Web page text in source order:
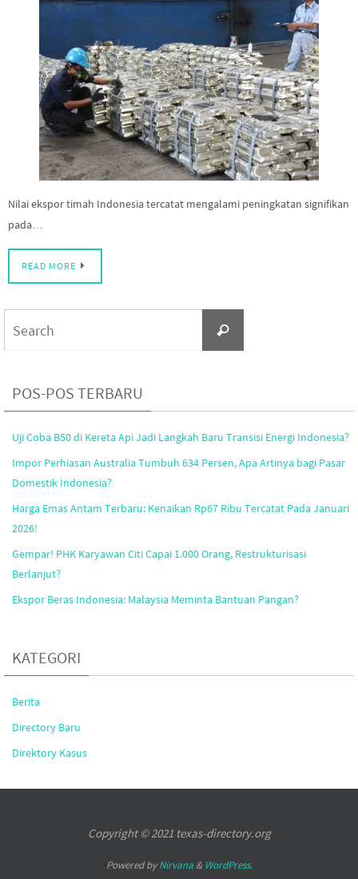
Nilai ekspor timah Indonesia tercatat mengalami peningkatan signifikan
pada…
READ MORE
Search
POS-POS TERBARU
Uji Coba B50 di Kereta Api Jadi Langkah Baru Transisi Energi Indonesia?
Impor Perhiasan Australia Tumbuh 634 Persen, Apa Artinya bagi Pasar
Domestik Indonesia?
Harga Emas Antam Terbaru: Kenaikan Rp67 Ribu Tercatat Pada Januari
2026!
Gempar! PHK Karyawan Citi Capai 1.000 Orang, Restrukturisasi
Berlanjut?
Ekspor Beras Indonesia: Malaysia Meminta Bantuan Pangan?
KATEGORI
Berita
Directory Baru
Direktory Kasus
Copyright © 2021 texas-directory.org
Powered byNirvana& WordPress.